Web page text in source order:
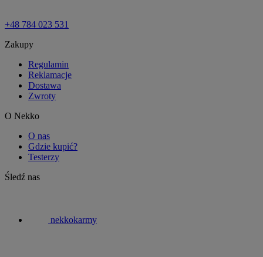
+48 784 023 531
Zakupy
Regulamin
Reklamacje
Dostawa
Zwroty
O Nekko
O nas
Gdzie kupić?
Testerzy
Śledź nas
nekkokarmy